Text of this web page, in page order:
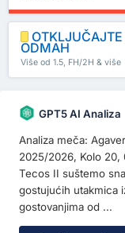
OTKLJUČAJTE
ODMAH
Više od 1.5, FH/2H & više
GPT5 AI Analiza
Analiza meča:
2025/2026, Kolo 20,
Tecos II suštemo
gostujućih utakmica
gostovanjima od ...